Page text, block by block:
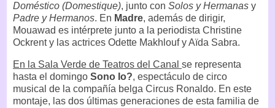
Doméstico (Domestique), junto con Solos y Hermanas y
Padre y Hermanos. En Madre, además de dirigir,
Mouawad es intérprete junto a la periodista Christine
Ockrent y las actrices Odette Makhlouf y Aïda Sabra.
En la Sala Verde de Teatros del Canal se representa
hasta el domingo Sono Io?, espectáculo de circo
musical de la compañía belga Circus Ronaldo. En este
montaje, las dos últimas generaciones de esta familia de